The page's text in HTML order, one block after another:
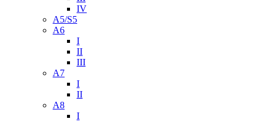
IV
A5/S5
A6
I
II
III
A7
I
II
A8
I